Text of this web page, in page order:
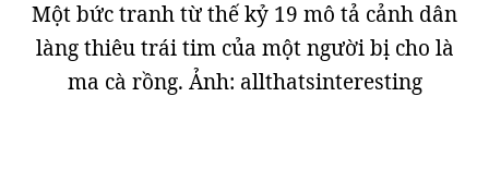
Một bức tranh từ thế kỷ 19 mô tả cảnh dân
làng thiêu trái tim của một người bị cho là
ma cà rồng. Ảnh: allthatsinteresting